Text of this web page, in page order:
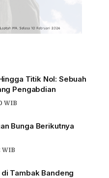
Titik Nol: Sebuah
Pengabdian
WIB
Bunga Berikutnya
WIB
Tambak Bandeng